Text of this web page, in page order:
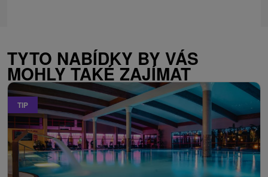
TYTO NABÍDKY BY VÁS
MOHLY TAKÉ ZAJÍMAT
TIP